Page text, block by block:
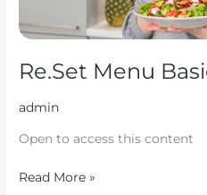
Re.Set Menu
admin
Open to access this content
Read More »